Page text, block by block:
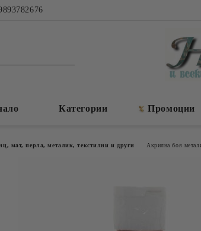
Категории Промоции
мат, перла, металик, текстилни и други Акрилна боя